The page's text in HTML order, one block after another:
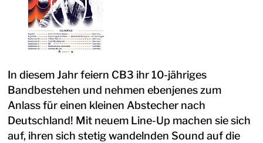
In diesem Jahr feiern CB3 ihr 10-jähriges
Bandbestehen und nehmen ebenjenes zum
Anlass für einen kleinen Abstecher nach
Deutschland! Mit neuem Line-Up machen sie sich
auf, ihren sich stetig wandelnden Sound auf die